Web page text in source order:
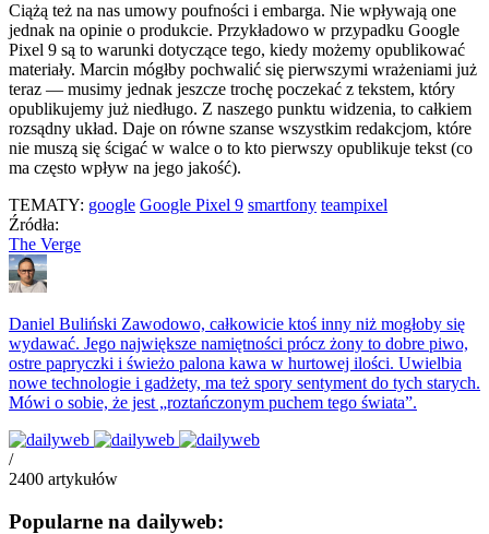
Ciążą też na nas umowy poufności i embarga. Nie wpływają one
jednak na opinie o produkcie. Przykładowo w przypadku Google
Pixel 9 są to warunki dotyczące tego, kiedy możemy opublikować
materiały. Marcin mógłby pochwalić się pierwszymi wrażeniami już
teraz — musimy jednak jeszcze trochę poczekać z tekstem, który
opublikujemy już niedługo. Z naszego punktu widzenia, to całkiem
rozsądny układ. Daje on równe szanse wszystkim redakcjom, które
nie muszą się ścigać w walce o to kto pierwszy opublikuje tekst (co
ma często wpływ na jego jakość).
TEMATY: google Google Pixel 9 smartfony teampixel
Źródła:
The Verge
Daniel Buliński Zawodowo, całkowicie ktoś inny niż mogłoby się
wydawać. Jego największe namiętności prócz żony to dobre piwo,
ostre papryczki i świeżo palona kawa w hurtowej ilości. Uwielbia
nowe technologie i gadżety, ma też spory sentyment do tych starych.
Mówi o sobie, że jest „roztańczonym puchem tego świata”.
/
2400 artykułów
Popularne na dailyweb: